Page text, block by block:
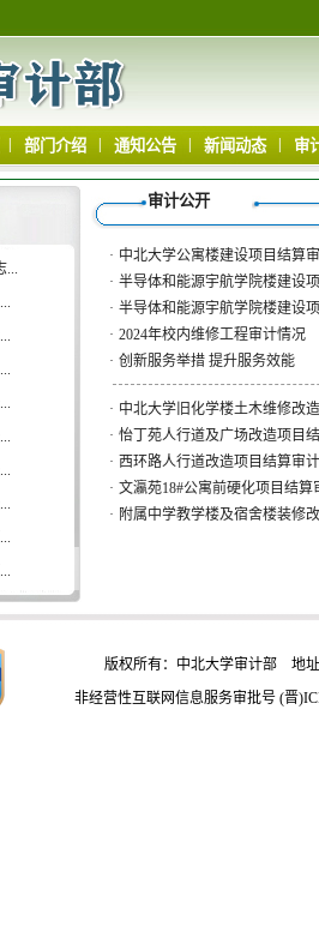
部门介绍 通知公告 新闻动态 审
...
审计公开
· 中北大学公寓楼建设项目结算
· 半导体和能源宇航学院楼建设
· 半导体和能源宇航学院楼建设
· 2024年校内维修工程审计情况
· 创新服务举措 提升服务效能
· 中北大学旧化学楼土木维修改
· 怡丁苑人行道及广场改造项目
· 西环路人行道改造项目结算审
· 文瀛苑18#公寓前硬化项目结算
· 附属中学教学楼及宿舍楼装修
版权所有：中北大学审计部 地址
非经营性互联网信息服务审批号 (晋